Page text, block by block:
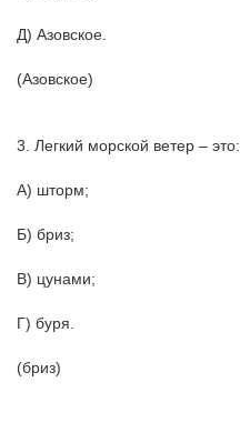
Д) Азовское.
(Азовское)
3. Легкий морской ветер – это:
А) шторм;
Б) бриз;
В) цунами;
Г) буря.
(бриз)